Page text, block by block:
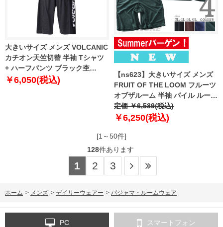
大きいサイズ メンズ VOLCANIC
カチオン天竺切替 半袖 Tシャツ
+ ハーフパンツ ブラック杢
1258-2276-2 3L 4L 5L 6L
￥6,050(税込)
【ns623】大きいサイズ メンズ
FRUIT OF THE LOOM フルーツ
オブザルーム 半袖 パイル ルーム
ウェア 上下セット 春夏新作
81809000
定価 ￥6,589(税込)
￥6,250(税込)
[1～50件]
128件あります
1 2 3
ホーム > メンズ > デイリーウェアー > パジャマ・ルームウェア
PC スマートフォン